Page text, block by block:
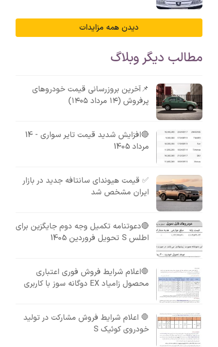
دیدن همه مزایدات
مطالب دیگر وبلاگ
📌آخرین بروزرسانی قیمت خودروهای
پرفروش (۱۴ مرداد ۱۴۰۵)
🔴افزایش شدید قیمت تایر سواری - 14
مرداد 1405
✅ قیمت هیوندای سانتافه جدید در بازار
ایران مشخص شد
🔴دعوتنامه تکمیل وجه دوم جایگزین برای
اطلس S تحویل فروردین 1405
🛑اعلام شرایط فروش فوری اعتباری
محصول زامیاد EX دوگانه سوز با کاربری
🛑 اعلام شرایط فروش مشارکت در تولید
خودروی کوئیک S